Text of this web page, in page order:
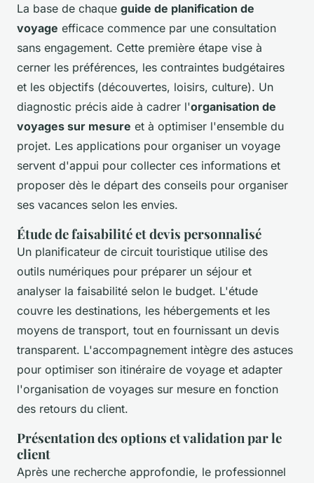
La base de chaque guide de planification de
voyage efficace commence par une consultation
sans engagement. Cette première étape vise à
cerner les préférences, les contraintes budgétaires
et les objectifs (découvertes, loisirs, culture). Un
diagnostic précis aide à cadrer l'organisation de
voyages sur mesure et à optimiser l'ensemble du
projet. Les applications pour organiser un voyage
servent d'appui pour collecter ces informations et
proposer dès le départ des conseils pour organiser
ses vacances selon les envies.
Étude de faisabilité et devis personnalisé
Un planificateur de circuit touristique utilise des
outils numériques pour préparer un séjour et
analyser la faisabilité selon le budget. L'étude
couvre les destinations, les hébergements et les
moyens de transport, tout en fournissant un devis
transparent. L'accompagnement intègre des astuces
pour optimiser son itinéraire de voyage et adapter
l'organisation de voyages sur mesure en fonction
des retours du client.
Présentation des options et validation par le
client
Après une recherche approfondie, le professionnel